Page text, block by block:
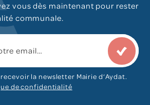
vous dès maintenant pour rester
communale.
la newsletter Mairie d‘Aydat.
de confidentialité